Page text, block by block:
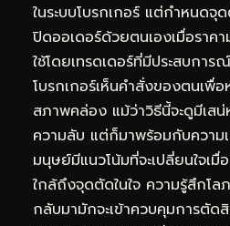
ในระบบโบรกเกอร์ แต่กำหนดจุด
ปิดออเดอร์ด้วยตนเองเมื่อรา
ใช้โดยเทรดเดอร์ที่มีประสบการ
โบรกเกอร์เห็นคำสั่งของตนเพื่
สภาพคล่อง แม้ว่าวิธีนี้จะดูมีเส
ความลับ แต่ก็มาพร้อมกับความ
มนุษย์มีแนวโน้มที่จะเปลี่ยนใจเมื่
ใกล้ถึงจุดตัดในใจ ความรู้สึกโล
กลับมามักจะเข้าควบคุมการตัดสิ